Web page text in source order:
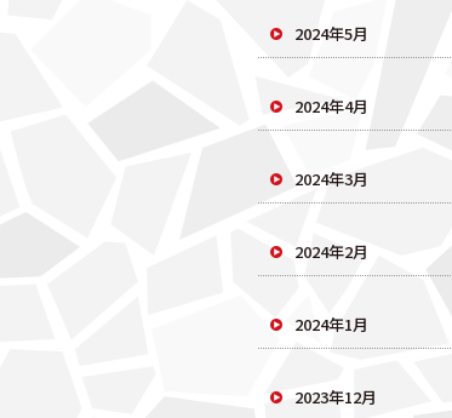
2024年5月
2024年4月
2024年3月
2024年2月
2024年1月
2023年12月